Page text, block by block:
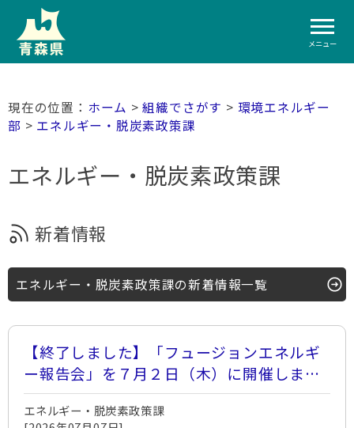
メニュー
ホーム >組織でさがす > 環境エネルギー
部 > エネルギー・脱炭素政策課
エネルギー・脱炭素政策課
新着情報
エネルギー・脱炭素政策課の新着情報一覧
【終了しました】「フュージョンエネルギ
ー報告会」を７月２日（木）に開催しまし
た
エネルギー・脱炭素政策課